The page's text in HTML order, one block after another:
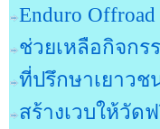
Enduro
ช่วยเหลือกิจกร
ที่ปรึกษาเยาวช
สร้างเวบให้วัด